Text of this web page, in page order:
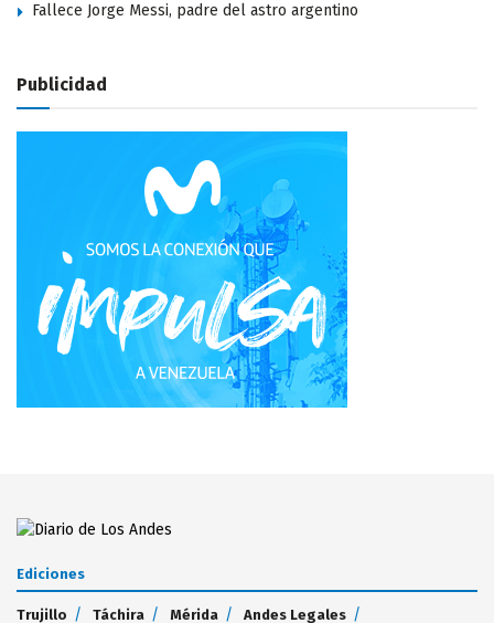
Fallece Jorge Messi, padre del astro argentino
Publicidad
Ediciones
Trujillo Táchira Mérida Andes Legales